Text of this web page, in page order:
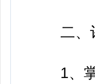
二、
1、掌